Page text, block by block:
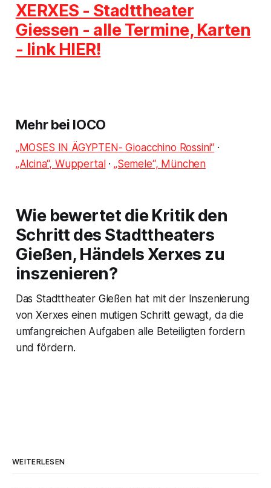
XERXES - Stadttheater
Giessen - alle Termine, Karten
- link HIER!
Mehr bei IOCO
„MOSES IN ÄGYPTEN- Gioacchino Rossini“ ·
„Alcina“, Wuppertal · „Semele“, München
Wie bewertet die Kritik den
Schritt des Stadttheaters
Gießen, Händels Xerxes zu
inszenieren?
Das Stadttheater Gießen hat mit der Inszenierung
von Xerxes einen mutigen Schritt gewagt, da die
umfangreichen Aufgaben alle Beteiligten fordern
und fördern.
WEITERLESEN